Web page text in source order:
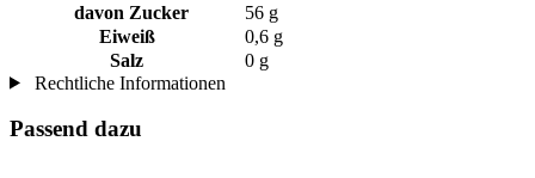
davon Zucker
56 g
Eiweiß
0,6 g
Salz
0 g
Rechtliche Informationen
Passend dazu